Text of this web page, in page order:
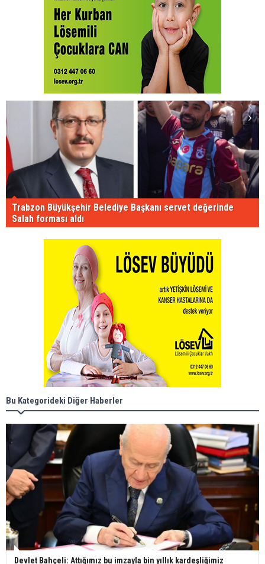
Trabzon Büyükşehir Belediye Başkanı servet değerinde
Salah forması aldı
Bu Kategorideki Diğer Haberler
Devlet Bahçeli: Attığımız bu imzayla bin yıllık kardeşliğimiz